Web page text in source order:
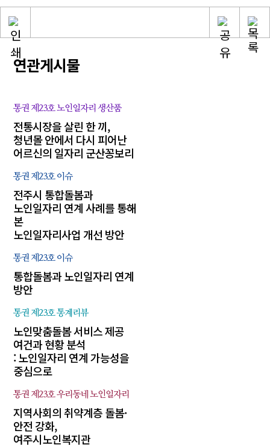
연관게시물
통권 제23호 노인일자리 생산품
전통시장을 살린 한 끼,
청년몰 안에서 다시 피어난
어르신의 일자리 군산꽁보리
통권 제23호 이슈
전주시 통합돌봄과
노인일자리 연계 사례를 통해
본
노인일자리사업 개선 방안
통권 제23호 이슈
통합돌봄과 노인일자리 연계
방안
통권 제23호 통계리뷰
노인맞춤돌봄 서비스 제공
여건과 현황 분석
: 노인일자리 연계 가능성을
중심으로
통권 제23호 우리동네 노인일자리
지역사회의 취약계층 돌봄·
안전 강화,
여주시노인복지관